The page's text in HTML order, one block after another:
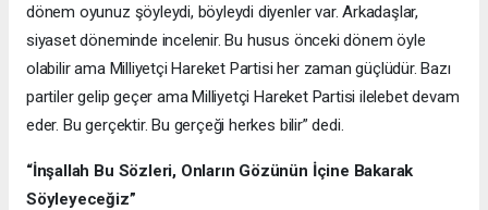
dönem oyunuz şöyleydi, böyleydi diyenler var. Arkadaşlar,
siyaset döneminde incelenir. Bu husus önceki dönem öyle
olabilir ama Milliyetçi Hareket Partisi her zaman güçlüdür. Bazı
partiler gelip geçer ama Milliyetçi Hareket Partisi ilelebet devam
eder. Bu gerçektir. Bu gerçeği herkes bilir” dedi.
“İnşallah Bu Sözleri, Onların Gözünün İçine Bakarak
Söyleyeceğiz”